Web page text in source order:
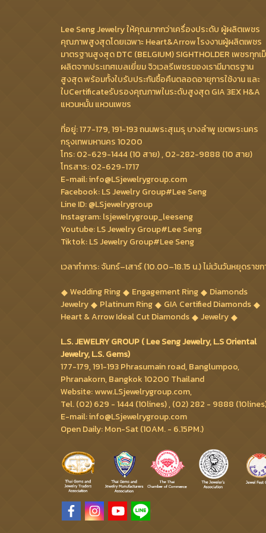
Lee Seng Jewelry ให้คุณมากกว่าเครื่องประดับ ผู้ผลิตเพชร
คุณภาพสูงสุดโดยเฉพาะ Heart&Arrow โรงงานผู้ผลิตเพชร
มาตรฐานสูงสุด DTC (BELGIUM) SIGHTHOLDER เพชรทุกเ
ผลิตจากประเทศเบลเยี่ยม จิวเวลรีเพชรของเรามีมาตรฐาน
สูงสุด พร้อมทั้งใบรับประกันซื้อคืนตลอดอายุการใช้งาน และ
ใบCertificateรับรองคุณภาพในระดับสูงสุด GIA 3EX H&A
แหวนหมั้น แหวนเพชร
ที่อยู่: 177-179, 191-193 ถนนพระสุเมรุ บางลำพู เขตพระนคร
กรุงเทพมหานคร 10200
โทร: 02-629-1444 (10 สาย) , 02-282-9888 (10 สาย)
โทรสาร: 02-629-1717
E-mail: info@LSjewelrygroup.com
Facebook: LS Jewelry Group#Lee Seng
Line ID: @LSjewelrygroup
Instagram: lsjewelrygroup_leeseng
Youtube: LS Jewelry Group#Lee Seng
Tiktok: LS Jewelry Group#Lee Seng
เวลาทำการ: จันทร์–เสาร์ (10.00–18.15 น.) ไม่เว้นวันหยุดราช
Wedding Ring
Engagement Ring
Diamonds
Jewelry
Platinum Ring
GIA Certified Diamonds
Heart & Arrow Ideal Cut Diamonds
Jewelry
L.S. JEWELRY GROUP ( Lee Seng Jewelry, L.S Oriental
Jewelry, L.S. Gems)
177-179, 191-193 Phrasumain road, Banglumpoo,
Phranakorn, Bangkok 10200 Thailand
Website: www.LSjewelrygroup.com,
Tel. (02) 629 - 1444 (10lines) , (02) 282 - 9888
E-mail: info@LSjewelrygroup.com
Open Daily: Mon-Sat (10AM. - 6.15PM.)